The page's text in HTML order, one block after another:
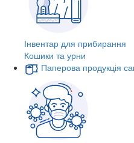
Інвентар для прибирання
Кошики та урни
Паперова продукція